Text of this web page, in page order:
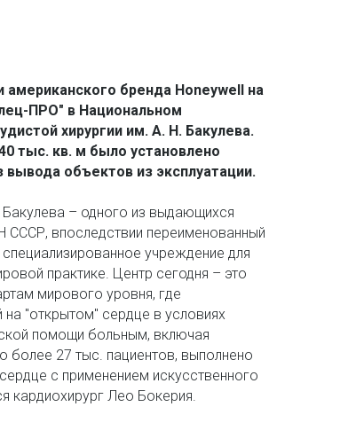
бренда Honeywell на
ПРО" в Национальном
хирургии им. А. Н. Бакулева.
тыс. кв. м было установлено
объектов из эксплуатации.
Бакулева – одного из выдающихся
СССР, впоследствии переименованный
учреждение для
практике. Центр сегодня – это
мирового уровня, где
"открытом" сердце в условиях
помощи больным, включая
более 27 тыс. пациентов, выполнено
с применением искусственного
кардиохирург Лео Бокерия.